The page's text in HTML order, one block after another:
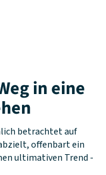
in eine
betrachtet auf
offenbart ein
ultimativen Trend -